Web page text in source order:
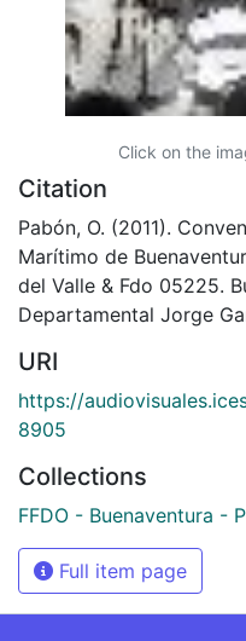
Click on the
Citation
Pabón, O. (2011).
Marítimo de
del Valle & Fdo 05225.
Departamental Jorge
URI
https://
8905
Collections
FFDO - Buenaventura -
Full item page